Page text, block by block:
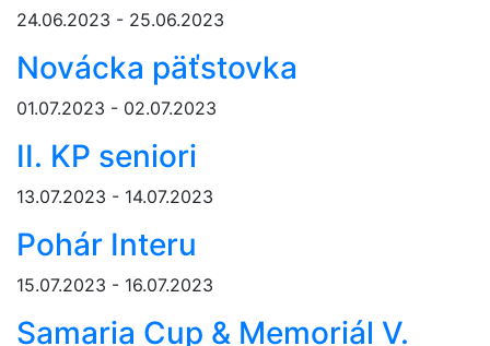
24.06.2023 - 25.06.2023
Novácka päťstovka
01.07.2023 - 02.07.2023
II. KP seniori
13.07.2023 - 14.07.2023
Pohár Interu
15.07.2023 - 16.07.2023
Samaria Cup & Memoriál V.